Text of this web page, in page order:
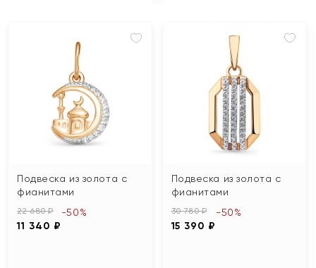
Подвеска из золота с
фианитами
22 680 ₽
11 340 ₽
-50%
Подвеска из золота с
фианитами
30 780 ₽
15 390 ₽
-50%